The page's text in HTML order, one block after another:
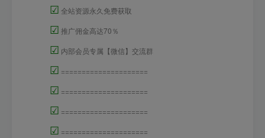
☑ 全站资源永久免费获取
☑ 推广佣金高达70％
☑ 内部会员专属【微信】交流群
☑ =====================
☑ =====================
☑ =====================
☑ =====================